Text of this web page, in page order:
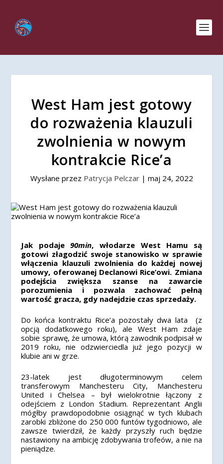
West Ham jest gotowy
do rozważenia klauzuli
zwolnienia w nowym
kontrakcie Rice’a
Wysłane przez Patrycja Pelczar| maj 24, 2022
Jak podaje90min, włodarze West Hamu są
gotowi złagodzić swoje stanowisko w sprawie
włączenia klauzuli zwolnienia do każdej nowej
umowy, oferowanej Declanowi Rice’owi. Zmiana
podejścia zwiększa szanse na zawarcie
porozumienia i pozwala zachować pełną
wartość gracza, gdy nadejdzie czas sprzedaży.
Do końca kontraktu Rice’a pozostały dwa lata (z
opcją dodatkowego roku), ale West Ham zdaje
sobie sprawę, że umowa, którą zawodnik podpisał w
2019 roku, nie odzwierciedla już jego pozycji w
klubie ani w grze.
23-latek jest długoterminowym celem
transferowym Manchesteru City, Manchesteru
United i Chelsea – był wielokrotnie łączony z
odejściem z London Stadium. Reprezentant Anglii
mógłby prawdopodobnie osiągnąć w tych klubach
zarobki zbliżone do 250 000 funtów tygodniowo, ale
zawsze twierdził, że każdy przyszły ruch będzie
nastawiony na ambicję zdobywania trofeów, a nie na
pieniądze.